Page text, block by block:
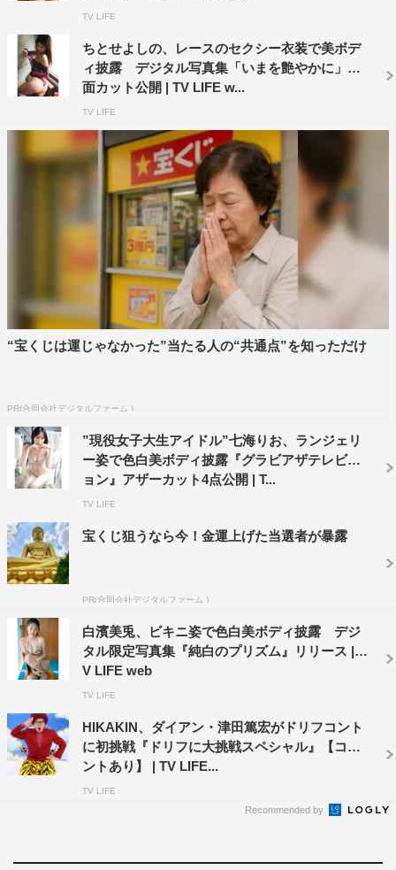
TV LIFE
ちとせよしの、レースのセクシー衣装で美ボデ
ィ披露 デジタル写真集「いまを艶やかに」誌
面カット公開 | TV LIFE w...
TV LIFE
“宝くじは運じゃなかった”当たる人の“共通点”を知っただけ
PR(合同会社デジタルファーム )
”現役女子大生アイドル”七海りお、ランジェリ
ー姿で色白美ボディ披露『グラビアザテレビジ
ョン』アザーカット4点公開 | T...
TV LIFE
宝くじ狙うなら今！金運上げた当選者が暴露
PR(合同会社デジタルファーム )
白濱美兎、ビキニ姿で色白美ボディ披露 デジ
タル限定写真集『純白のプリズム』リリース | T
V LIFE web
TV LIFE
HIKAKIN、ダイアン・津田篤宏がドリフコント
に初挑戦『ドリフに大挑戦スペシャル』【コメ
ントあり】 | TV LIFE...
TV LIFE
Recommended by